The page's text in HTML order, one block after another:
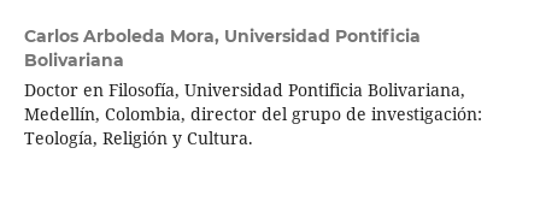
Carlos Arboleda Mora, Universidad Pontificia
Bolivariana
Doctor en Filosofía, Universidad Pontificia Bolivariana,
Medellín, Colombia, director del grupo de investigación:
Teología, Religión y Cultura.